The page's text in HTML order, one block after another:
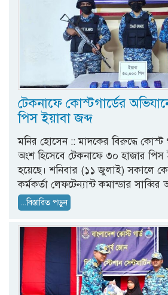
টেকনাফে কোস্টগার্ডের
পিস ইয়াবা জব্দ
মনির হোসেন :: মাদকের বিরুদ্ধে কোস্ট
অংশ হিসেবে টেকনাফে ৩০ হাজার পিস
হয়েছে। শনিবার (১১ জুলাই) সকালে
কর্মকর্তা লেফটেন্যান্ট কমান্ডার
...বিস্তারিত পড়ুন